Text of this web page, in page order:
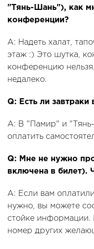
"Тянь-Шань"), как
конференции?
A: Надеть халат,
этаж :) Это шутка,
конференцию
недалеко.
Q: Есть ли завтраки
A: В "Памир" и
оплатить
Q: Мне не нужно
включена в билет).
A: Если вам
нужно, вы можете
стойке
номер других